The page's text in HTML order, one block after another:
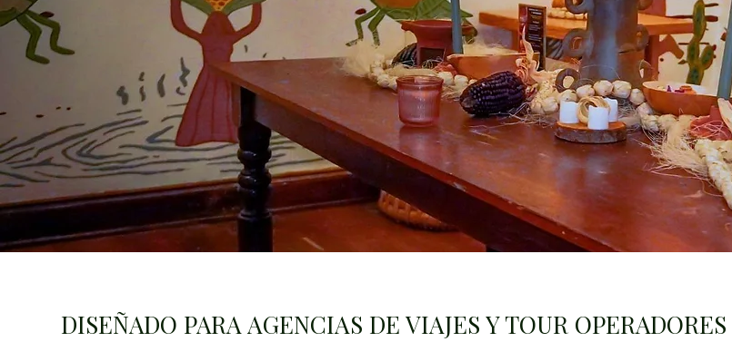
DISEÑADO PARA AGENCIAS DE VIAJES Y TOUR OPERADORES